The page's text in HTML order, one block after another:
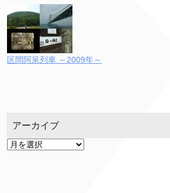
区間阿呆列車 ～2009年～
アーカイブ
ア